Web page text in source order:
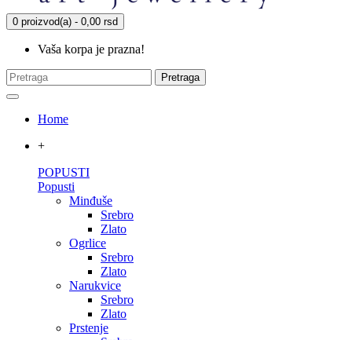
0 proizvod(a) - 0,00 rsd
Vaša korpa je prazna!
Pretraga
Home
+
POPUSTI
Popusti
Minđuše
Srebro
Zlato
Ogrlice
Srebro
Zlato
Narukvice
Srebro
Zlato
Prstenje